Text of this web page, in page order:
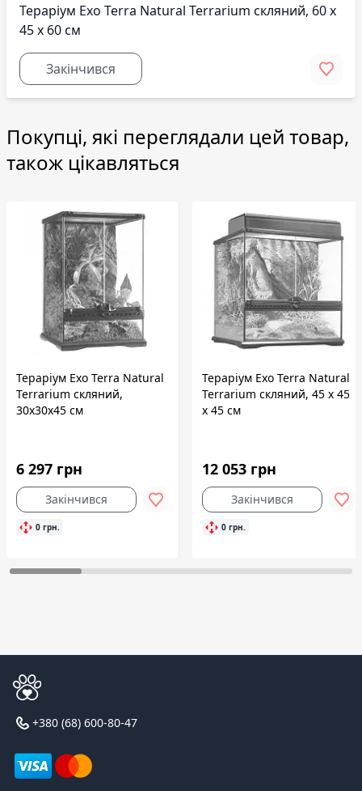
Тераріум Exo Terra Natural Terrarium скляний, 60 x
45 x 60 см
Закінчився
Покупці, які переглядали цей товар,
також цікавляться
Тераріум Exo Terra Natural
Terrarium скляний,
30x30x45 см
6 297 грн
Закінчився
0 грн.
Тераріум Exo Terra Natural
Terrarium скляний, 45 x 45
x 45 см
12 053 грн
Закінчився
0 грн.
+380 (68) 600-80-47